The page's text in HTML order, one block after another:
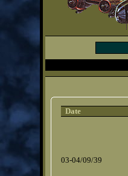
Date
03-04/09/39